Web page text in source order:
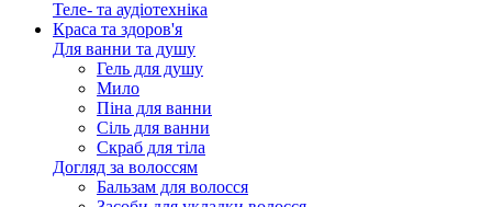
Теле- та аудіотехніка
Краса та здоров'я
Для ванни та душу
Гель для душу
Мило
Піна для ванни
Сіль для ванни
Скраб для тіла
Догляд за волоссям
Бальзам для волосся